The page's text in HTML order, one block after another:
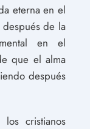
eterna en el
de la
en el
que el alma
después
los cristianos